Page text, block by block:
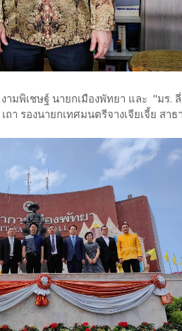
ามพิเชษฐ์ นายกเมืองพัทยา และ "มร.
า รองนายกเทศมนตรีจางเจียเจี้ย สา